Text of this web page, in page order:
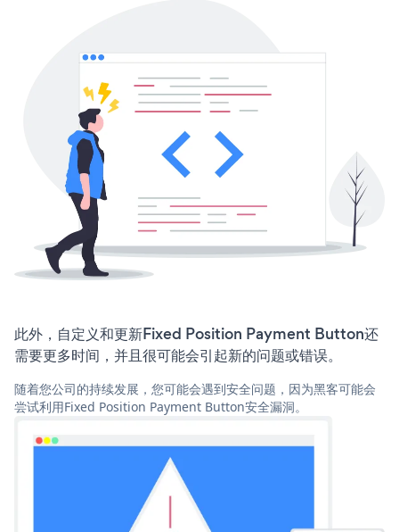
此外，自定义和更新Fixed Position Payment Button还
需要更多时间，并且很可能会引起新的问题或错误。
随着您公司的持续发展，您可能会遇到安全问题，因为黑客可能会
尝试利用Fixed Position Payment Button安全漏洞。